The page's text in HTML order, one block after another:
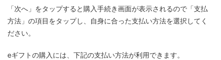
「次へ」をタップすると購入手続き画面が表示されるので「支払
方法」の項目をタップし、自身に合った支払い方法を選択してく
ださい。
eギフトの購入には、下記の支払い方法が利用できます。